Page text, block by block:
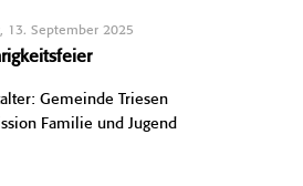
13. September 2025
Gemeinde Triesen
Familie und Jugend